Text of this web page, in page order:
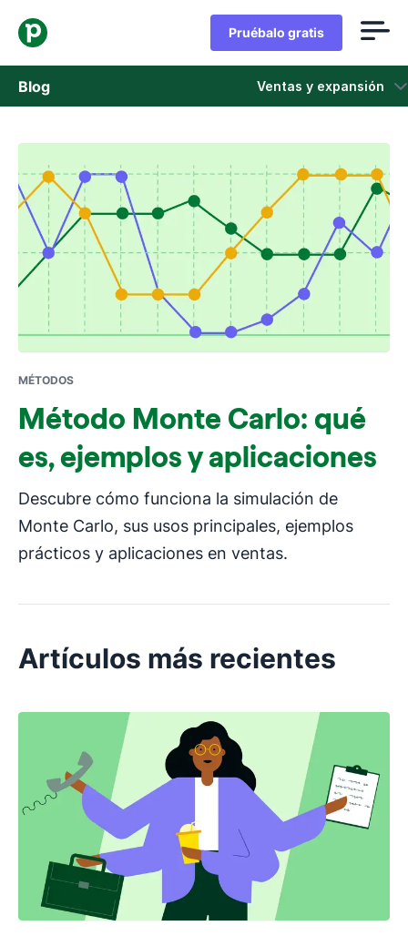
Pruébalo gratis
Blog Ventas y expansión
Ventas
Marketing
Actualizaciones de Producto
Casos de estudio
Se abre en una nueva ventana
MÉTODOS
Método Monte Carlo: qué
es, ejemplos y aplicaciones
Descubre cómo funciona la simulación de
Monte Carlo, sus usos principales, ejemplos
prácticos y aplicaciones en ventas.
Artículos más recientes